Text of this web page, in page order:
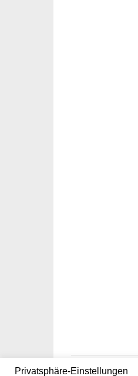
Privatsphäre-Einstellungen